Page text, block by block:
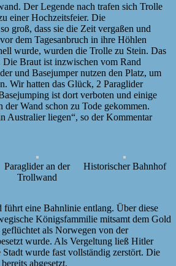
Der Legende nach trafen sich Trolle
einer Hochzeitsfeier. Die
groß, dass sie die Zeit vergaßen und
dem Tagesanbruch in ihre Höhlen
wurde, wurden die Trolle zu Stein. Das
Die Braut ist inzwischen vom Rand
und Basejumper nutzen den Platz, um
Wir hatten das Glück, 2 Paraglider
ist dort verboten und einige
der Wand schon zu Tode gekommen.
Australier liegen“, so der Kommentar
Paraglider an der
Trollwand
Historischer Bahnhof
eine Bahnlinie entlang. Über diese
Königsfammilie mitsamt dem Gold
als Norwegen von der
wurde. Als Vergeltung ließ Hitler
wurde fast vollständig zerstört. Die
abgesetzt.